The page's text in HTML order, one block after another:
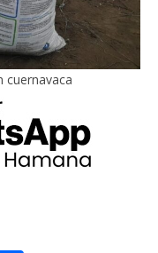
cuernavaca